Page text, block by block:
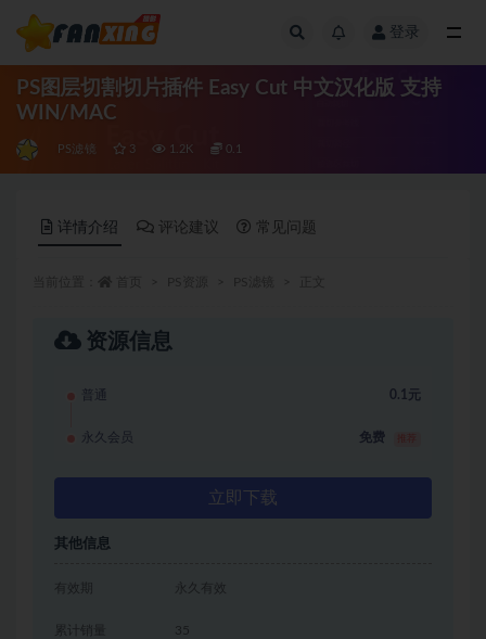
登录
PS图层切割切片插件 Easy Cut 中文汉化版 支持
WIN/MAC
PS滤镜 3 1.2K 0.1
详情介绍 评论建议 常见问题
资源信息
普通 0.1元
永久会员 免费
立即下载
其他信息
有效期 永久有效
累计销量 35